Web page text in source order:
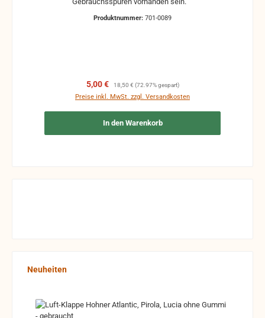
Produktnummer: 701-0089
Verkaufspreis:
5,00 € Regulärer Preis:
18,50 € (72.97% gespart)
Preise inkl. MwSt. zzgl. Versandkosten
In den Warenkorb
Produktgalerie überspringen
Neuheiten